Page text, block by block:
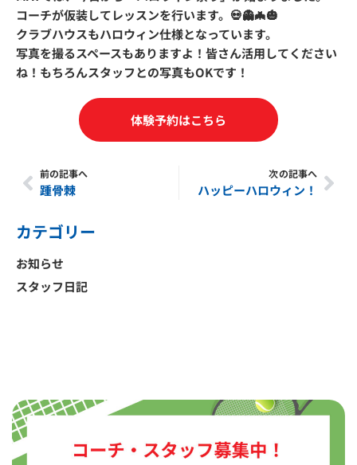
コーチが仮装してレッスンを行います。💀👻🦇🎃
クラブハウスもハロウィン仕様となっています。
写真を撮るスペースもありますよ！皆さん活用してください
ね！もちろんスタッフとの写真もOKです！
体験予約はこちら
Prev
前の記事へ
踵骨棘
次の記事へ
ハッピーハロウィン！
カテゴリー
お知らせ
スタッフ日記